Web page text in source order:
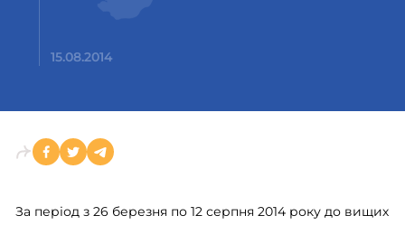
15.08.2014
За період з 26 березня по 12 серпня 2014 року до вищих